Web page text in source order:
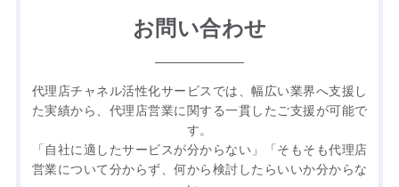
お問い合わせ
代理店チャネル活性化サービスでは、幅広い業界へ支援し
た実績から、代理店営業に関する一貫したご支援が可能で
す。
「自社に適したサービスが分からない」「そもそも代理店
営業について分からず、何から検討したらいいか分からな